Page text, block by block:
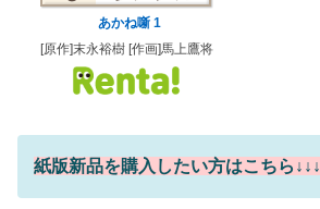
あかね噺 1
[原作]末永裕樹 [作画]馬上鷹将
紙版新品を購入したい方はこちら↓↓↓